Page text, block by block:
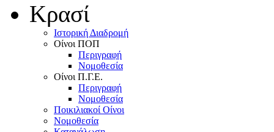
Κρασί
Iστορική Διαδρομή
Oίνοι ΠOΠ
Περιγραφή
Nομοθεσία
Oίνοι Π.Γ.E.
Περιγραφή
Νομοθεσία
Ποικιλιακοί Oίνοι
Nομοθεσία